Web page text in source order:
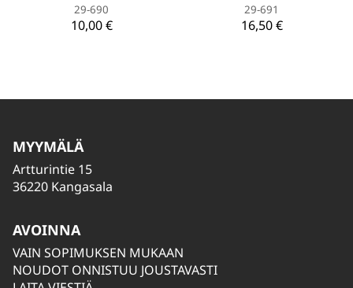
29-690
10,00 €
29-691
16,50 €
MYYMÄLÄ
Artturintie 15
36220 Kangasala
AVOINNA
VAIN SOPIMUKSEN MUKAAN
NOUDOT ONNISTUU JOUSTAVASTI